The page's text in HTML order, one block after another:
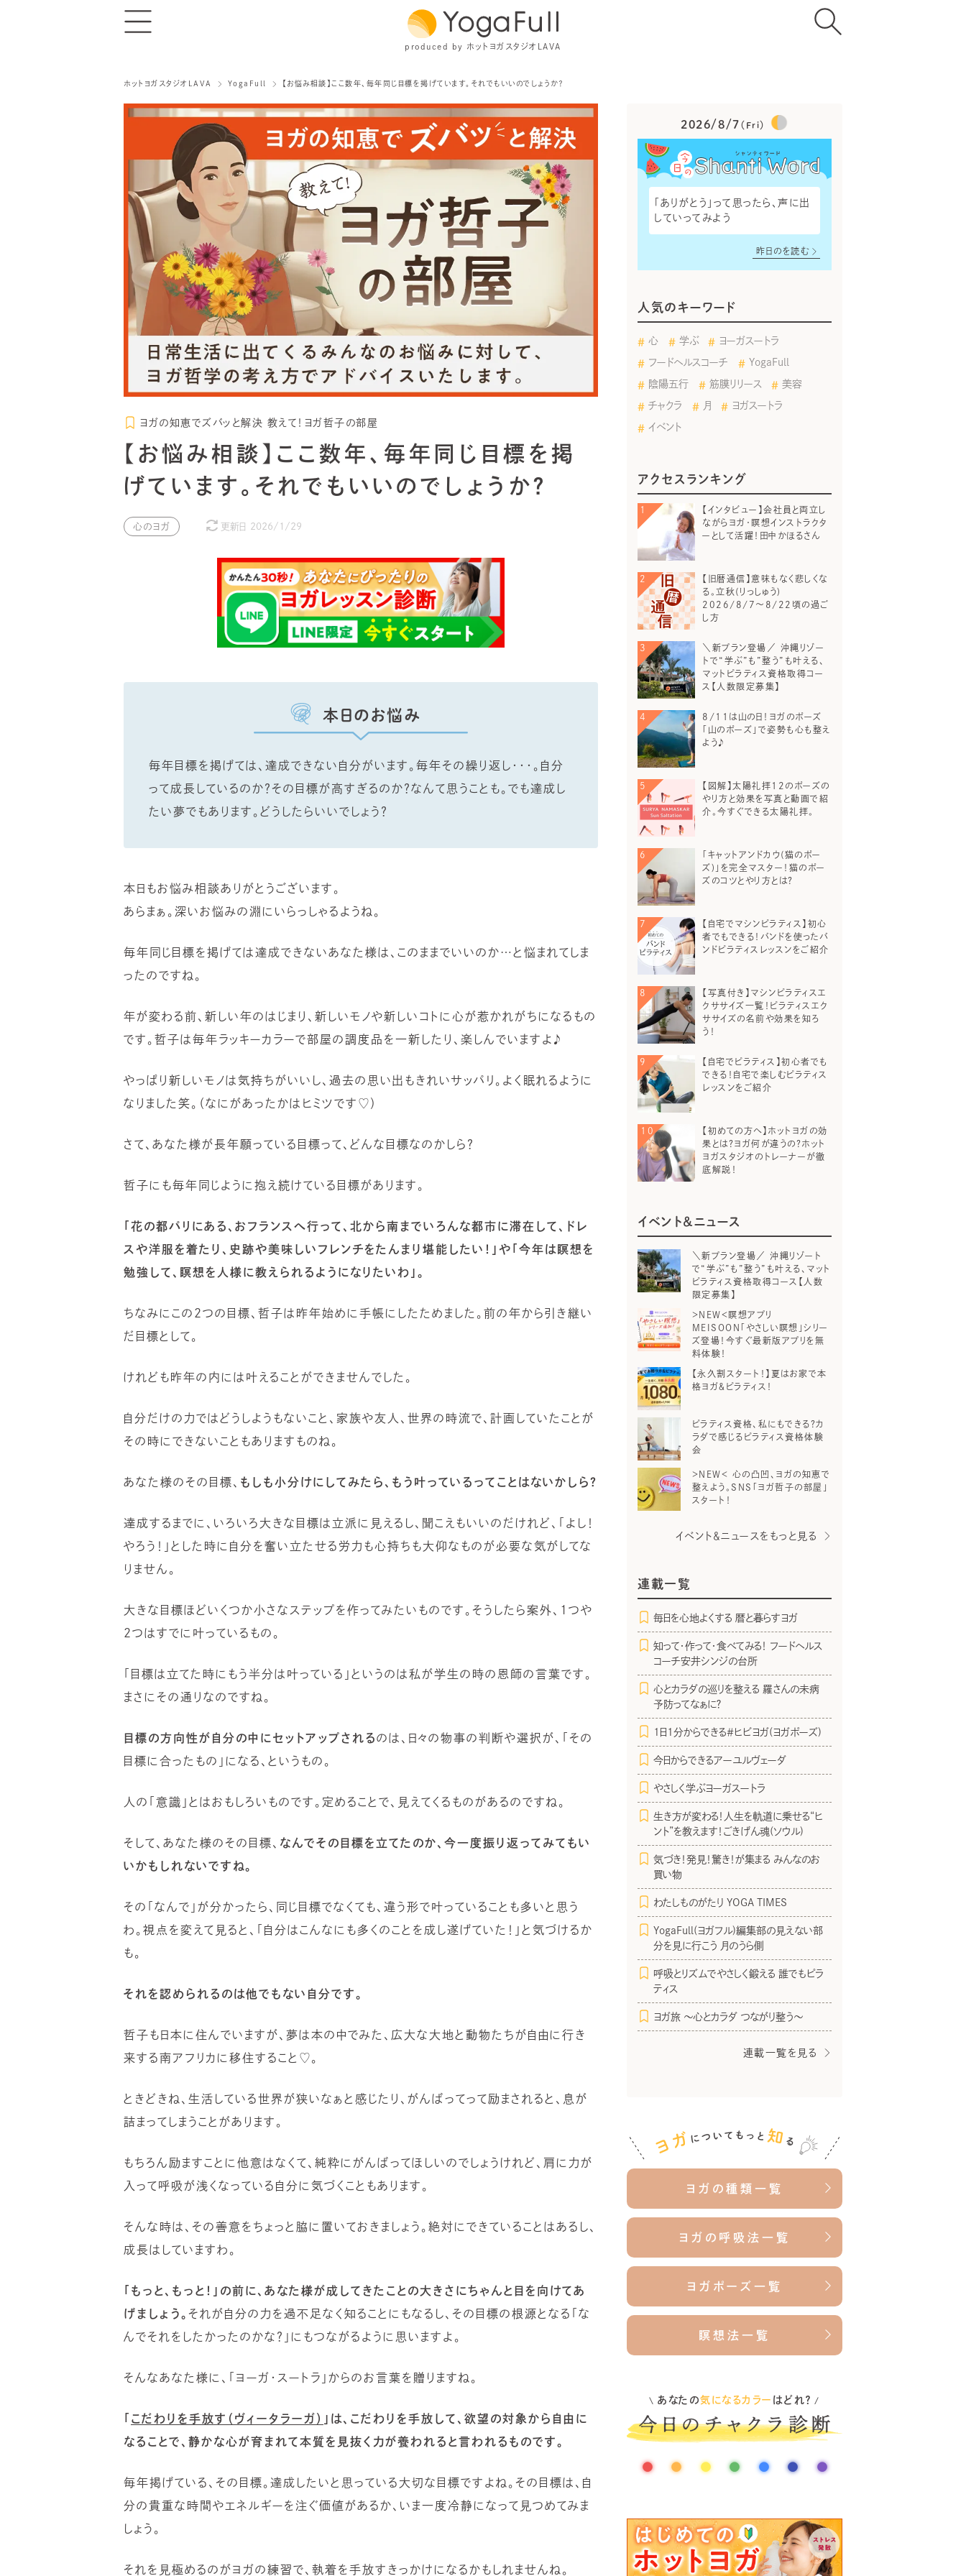
produced by ホットヨガスタジオLAVA
ホットヨガスタジオLAVA YogaFull 【お悩み相談】ここ数年、毎年同じ目標を掲げています。それでもいいのでしょうか？
ヨガの知恵でズバッと解決 教えて！ヨガ哲子の部屋
【お悩み相談】ここ数年、毎年同じ目標を掲
げています。それでもいいのでしょうか？
心のヨガ 更新日 2026/1/29
本日のお悩み
毎年目標を掲げては、達成できない自分がいます。毎年その繰り返し・・・。自分
って成長しているのか？その目標が高すぎるのか？なんて思うことも。でも達成し
たい夢でもあります。どうしたらいいでしょう？
本日もお悩み相談ありがとうございます。
あらまぁ。深いお悩みの淵にいらっしゃるようね。
毎年同じ目標を掲げては達成できないあなた様は、このままでいいのか…と悩まれてしま
ったのですね。
年が変わる前、新しい年のはじまり、新しいモノや新しいコトに心が惹かれがちになるもの
です。哲子は毎年ラッキーカラーで部屋の調度品を一新したり、楽しんでいますよ♪
やっぱり新しいモノは気持ちがいいし、過去の思い出もきれいサッパリ。よく眠れるように
なりました笑。（なにがあったかはヒミツです♡）
さて、あなた様が長年願っている目標って、どんな目標なのかしら？
哲子にも毎年同じように抱え続けている目標があります。
「花の都パリにある、おフランスへ行って、北から南までいろんな都市に滞在して、ドレ
スや洋服を着たり、史跡や美味しいフレンチをたんまり堪能したい！」や「今年は瞑想を
勉強して、瞑想を人様に教えられるようになりたいわ」。
ちなみにこの2つの目標、哲子は昨年始めに手帳にしたためました。前の年から引き継い
だ目標として。
けれども昨年の内には叶えることができませんでした。
自分だけの力ではどうしようもないこと、家族や友人、世界の時流で、計画していたことが
その時にできないこともありますものね。
あなた様のその目標、 もしも小分けにしてみたら、もう叶っているってことはないかしら？
達成するまでに、いろいろ大きな目標は立派に見えるし、聞こえもいいのだけれど、「よし！
やろう！」とした時に自分を奮い立たせる労力も心持ちも大仰なものが必要な気がしてな
りません。
大きな目標ほどいくつか小さなステップを作ってみたいものです。そうしたら案外、1つや
2つはすでに叶っているもの。
「目標は立てた時にもう半分は叶っている」というのは私が学生の時の恩師の言葉です。
まさにその通りなのですね。
目標の方向性が自分の中にセットアップされるのは、日々の物事の判断や選択が、「その
目標に合ったもの」になる、というもの。
人の「意識」とはおもしろいものです。定めることで、見えてくるものがあるのですね。
そして、あなた様のその目標、 なんでその目標を立てたのか、今一度振り返ってみてもい
いかもしれないですね。
その「なんで」が分かったら、同じ目標でなくても、違う形で叶っていることも多いと思う
わ。視点を変えて見ると、「自分はこんなにも多くのことを成し遂げていた！」と気づけるか
も。
それを認められるのは他でもない自分です。
哲子も日本に住んでいますが、夢は本の中でみた、広大な大地と動物たちが自由に行き
来する南アフリカに移住すること♡。
ときどきね、生活している世界が狭いなぁと感じたり、がんばってって励まされると、息が
詰まってしまうことがあります。
もちろん励ますことに他意はなくて、純粋にがんばってほしいのでしょうけれど、肩に力が
入って呼吸が浅くなっている自分に気づくこともあります。
そんな時は、その善意をちょっと脇に置いておきましょう。絶対にできていることはあるし、
成長はしていますわ。
「もっと、もっと！」の前に、あなた様が成してきたことの大きさにちゃんと目を向けてあ
げましょう。 それが自分の力を過不足なく知ることにもなるし、その目標の根源となる「な
んでそれをしたかったのかな？」にもつながるように思いますよ。
そんなあなた様に、「ヨーガ・スートラ」からのお言葉を贈りますね。
「 こだわりを手放す（ヴィータラーガ） 」は、こだわりを手放して、欲望の対象から自由に
なることで、静かな心が育まれて本質を見抜く力が養われると言われるものです。
毎年掲げている、その目標。達成したいと思っている大切な目標ですよね。その目標は、自
分の貴重な時間やエネルギーを注ぐ価値があるか、いま一度冷静になって見つめてみま
しょう。
それを見極めるのがヨガの練習で、執着を手放すきっかけになるかもしれませんね。
2026/8/7 （Fri）
「ありがとう」って思ったら、声に出
していってみよう
昨日のを読む
人気のキーワード
心 学ぶ ヨーガスートラ
フードヘルスコーチ YogaFull
陰陽五行 筋膜リリース 美容
チャクラ 月 ヨガスートラ
イベント
アクセスランキング
【インタビュー】会社員と両立し
ながらヨガ・瞑想インストラクタ
ーとして活躍！田中かほるさん
【旧暦通信】意味もなく悲しくな
る。立秋(りっしゅう)
2026/8/7～8/22頃の過ご
し方
＼新プラン登場／ 沖縄リゾー
トで“学ぶ”も”整う”も叶える、
マットピラティス資格取得コー
ス【人数限定募集】
8/11は山の日！ヨガのポーズ
「山のポーズ」で姿勢も心も整え
よう♪
【図解】太陽礼拝12のポーズの
やり方と効果を写真と動画で紹
介。今すぐできる太陽礼拝。
「キャットアンドカウ(猫のポー
ズ)」を完全マスター！猫のポー
ズのコツとやり方とは？
【自宅でマシンピラティス】初心
者でもできる！バンドを使ったバ
ンドピラティスレッスンをご紹介
【写真付き】マシンピラティスエ
クササイズ一覧！ピラティスエク
ササイズの名前や効果を知ろ
う！
【自宅でピラティス】初心者でも
できる！自宅で楽しむピラティス
レッスンをご紹介
【初めての方へ】ホットヨガの効
果とは？ヨガ何が違うの？ホット
ヨガスタジオのトレーナーが徹
底解説！
イベント＆ニュース
＼新プラン登場／ 沖縄リゾート
で“学ぶ”も”整う”も叶える、マット
ピラティス資格取得コース【人数
限定募集】
＞NEW＜瞑想アプリ
MEISOON「やさしい瞑想」シリー
ズ登場！今すぐ最新版アプリを無
料体験！
【永久割スタート！】夏はお家で本
格ヨガ＆ピラティス！
ピラティス資格、私にもできる？カ
ラダで感じるピラティス資格体験
会
＞NEW＜ 心の凸凹、ヨガの知恵で
整えよう。SNS「ヨガ哲子の部屋」
スタート！
イベント＆ニュースをもっと見る
連載一覧
毎日を心地よくする 暦と暮らすヨガ
知って・作って・食べてみる！ フードヘルス
コーチ安井シンジの台所
心とカラダの巡りを整える 羅さんの未病
予防ってなぁに？
1日1分からできる＃ヒビヨガ(ヨガポーズ)
今日からできるアーユルヴェーダ
やさしく学ぶヨーガスートラ
生き方が変わる！人生を軌道に乗せる“ヒ
ント”を教えます！ごきげん魂(ソウル)
気づき！発見！驚き！が集まる みんなのお
買い物
わたしものがたり YOGA TIMES
YogaFull(ヨガフル)編集部の見えない部
分を見に行こう 月のうら側
呼吸とリズムでやさしく鍛える 誰でもピラ
ティス
ヨガ旅 〜心とカラダ つながり整う〜
連載一覧を見る
ヨガの種類一覧
ヨガの呼吸法一覧
ヨガポーズ一覧
瞑想法一覧
\あなたの気になるカラー はどれ？ /
● ● ● ● ● ● ●